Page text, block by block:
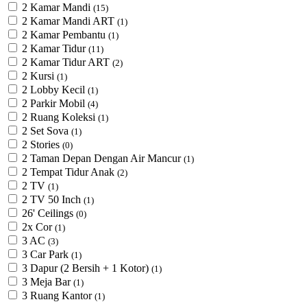
2 Kamar Mandi (15)
2 Kamar Mandi ART (1)
2 Kamar Pembantu (1)
2 Kamar Tidur (11)
2 Kamar Tidur ART (2)
2 Kursi (1)
2 Lobby Kecil (1)
2 Parkir Mobil (4)
2 Ruang Koleksi (1)
2 Set Sova (1)
2 Stories (0)
2 Taman Depan Dengan Air Mancur (1)
2 Tempat Tidur Anak (2)
2 TV (1)
2 TV 50 Inch (1)
26' Ceilings (0)
2x Cor (1)
3 AC (3)
3 Car Park (1)
3 Dapur (2 Bersih + 1 Kotor) (1)
3 Meja Bar (1)
3 Ruang Kantor (1)